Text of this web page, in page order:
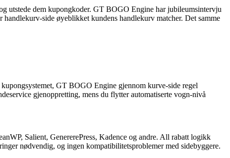
utstede dem kupongkoder. GT BOGO Engine har jubileumsintervju
side øyeblikket kundens handlekurv matcher. Det samme
GT BOGO Engine gjennom kurve-side regel
gjenoppretting, mens du flytter automatiserte vogn-nivå
Salient, GenererePress, Kadence og andre. All rabatt logikk
nødvendig, og ingen kompatibilitetsproblemer med sidebyggere.